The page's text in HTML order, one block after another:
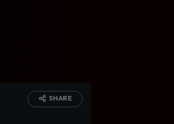
SHARE